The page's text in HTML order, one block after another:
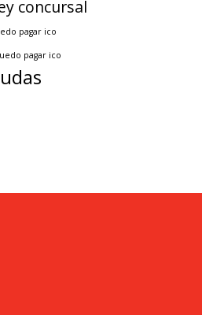
concursal
pagar ico
pagar ico